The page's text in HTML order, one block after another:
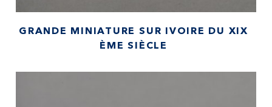
GRANDE MINIATURE SUR IVOIRE DU XIX
ÈME SIÈCLE